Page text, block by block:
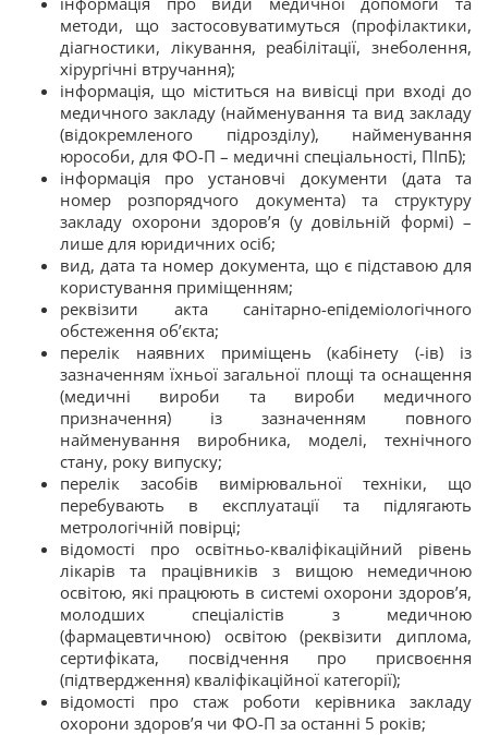
методи, що застосовуватимуться (профілактики,
діагностики, лікування, реабілітації, знеболення,
хірургічні втручання);
інформація, що міститься на вивісці при вході до
медичного закладу (найменування та вид закладу
(відокремленого підрозділу), найменування
юрособи, для ФО-П – медичні спеціальності, ПІпБ);
інформація про установчі документи (дата та
номер розпорядчого документа) та структуру
закладу охорони здоров’я (у довільній формі) –
лише для юридичних осіб;
вид, дата та номер документа, що є підставою для
користування приміщенням;
реквізити акта санітарно-епідеміологічного
обстеження об’єкта;
перелік наявних приміщень (кабінету (-ів) із
зазначенням їхньої загальної площі та оснащення
(медичні вироби та вироби медичного
призначення) із зазначенням повного
найменування виробника, моделі, технічного
стану, року випуску;
перелік засобів вимірювальної техніки, що
перебувають в експлуатації та підлягають
метрологічній повірці;
відомості про освітньо-кваліфікаційний рівень
лікарів та працівників з вищою немедичною
освітою, які працюють в системі охорони здоров’я,
молодших спеціалістів з медичною
(фармацевтичною) освітою (реквізити диплома,
сертифіката, посвідчення про присвоєння
(підтвердження) кваліфікаційної категорії);
відомості про стаж роботи керівника закладу
охорони здоров’я чи ФО-П за останні 5 років;